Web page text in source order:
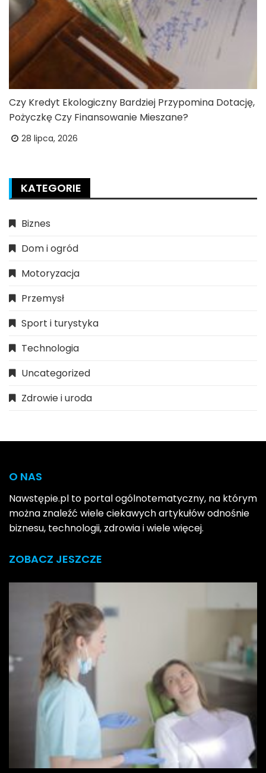
Czy Kredyt Ekologiczny Bardziej Przypomina Dotację,
Pożyczkę Czy Finansowanie Mieszane?
28 lipca, 2026
KATEGORIE
Biznes
Dom i ogród
Motoryzacja
Przemysł
Sport i turystyka
Technologia
Uncategorized
Zdrowie i uroda
O NAS
Nawstępie.pl to portal ogólnotematyczny, na którym
można znaleźć wiele ciekawych artykułów odnośnie
biznesu, technologii, zdrowia i wiele więcej.
ZOBACZ JESZCZE